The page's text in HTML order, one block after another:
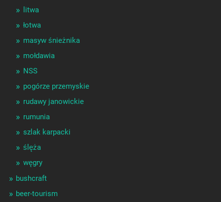
litwa
łotwa
masyw śnieżnika
mołdawia
NSS
pogórze przemyskie
rudawy janowickie
rumunia
szlak karpacki
ślęża
węgry
bushcraft
beer-tourism